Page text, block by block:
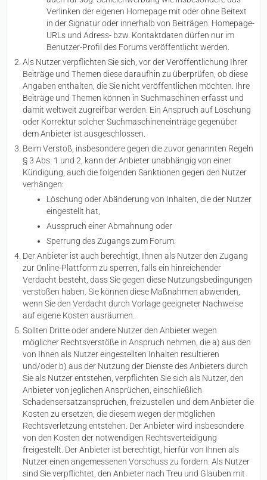
Verlinken der eigenen Homepage mit oder ohne Beitext
in der Signatur oder innerhalb von Beiträgen. Homepage-
URLs und Adress- bzw. Kontaktdaten dürfen nur im
Benutzer-Profil des Forums veröffentlicht werden.
Als Nutzer verpflichten Sie sich, vor der Veröffentlichung Ihrer
Beiträge und Themen diese daraufhin zu überprüfen, ob diese
Angaben enthalten, die Sie nicht veröffentlichen möchten. Ihre
Beiträge und Themen können in Suchmaschinen erfasst und
damit weltweit zugreifbar werden. Ein Anspruch auf Löschung
oder Korrektur solcher Suchmaschineneinträge gegenüber
dem Anbieter ist ausgeschlossen.
Beim Verstoß, insbesondere gegen die zuvor genannten Regeln
§ 3 Abs. 1 und 2, kann der Anbieter unabhängig von einer
Kündigung, auch die folgenden Sanktionen gegen den Nutzer
verhängen:
Löschung oder Abänderung von Inhalten, die der Nutzer
eingestellt hat,
Ausspruch einer Abmahnung oder
Sperrung des Zugangs zum Forum.
Der Anbieter ist auch berechtigt, Ihnen als Nutzer den Zugang
zur Online-Plattform zu sperren, falls ein hinreichender
Verdacht besteht, dass Sie gegen diese Nutzungsbedingungen
verstoßen haben. Sie können diese Maßnahmen abwenden,
wenn Sie den Verdacht durch Vorlage geeigneter Nachweise
auf eigene Kosten ausräumen.
Sollten Dritte oder andere Nutzer den Anbieter wegen
möglicher Rechtsverstöße in Anspruch nehmen, die a) aus den
von Ihnen als Nutzer eingestellten Inhalten resultieren
und/oder b) aus der Nutzung der Dienste des Anbieters durch
Sie als Nutzer entstehen, verpflichten Sie sich als Nutzer, den
Anbieter von jeglichen Ansprüchen, einschließlich
Schadensersatzansprüchen, freizustellen und dem Anbieter die
Kosten zu ersetzen, die diesem wegen der möglichen
Rechtsverletzung entstehen. Der Anbieter wird insbesondere
von den Kosten der notwendigen Rechtsverteidigung
freigestellt. Der Anbieter ist berechtigt, hierfür von Ihnen als
Nutzer einen angemessenen Vorschuss zu fordern. Als Nutzer
sind Sie verpflichtet, den Anbieter nach Treu und Glauben mit